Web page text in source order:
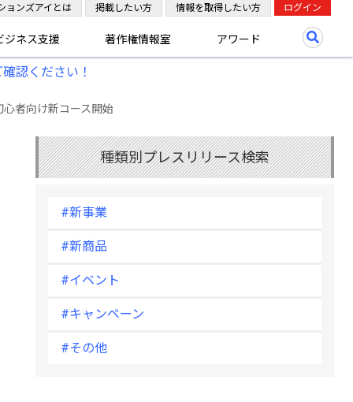
ジネス支援 著作権情報室 アワード
ョンズアイとは 掲載したい方 情報を取得したい方 ログイン
認ください！
者向け新コース開始
種類別プレスリリース検索
#新事業
#新商品
#イベント
#キャンペーン
#その他